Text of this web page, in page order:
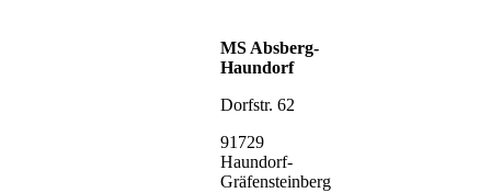
MS Absberg-
Haundorf
Dorfstr. 62
91729
Haundorf-
Gräfensteinberg